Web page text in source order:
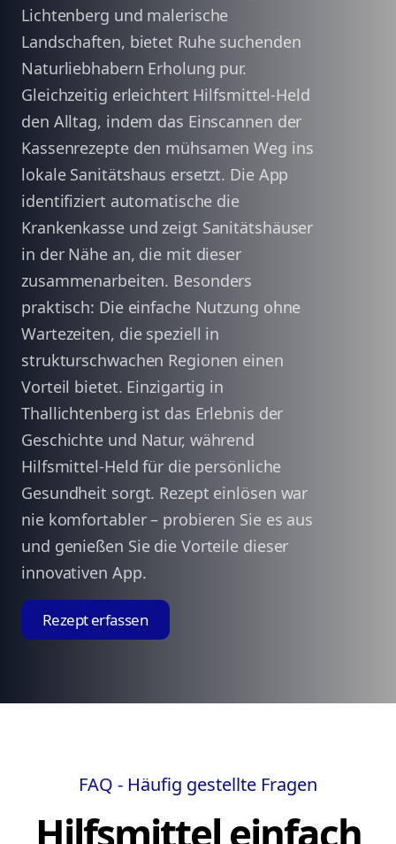
Lichtenberg und malerische
Landschaften, bietet Ruhe suchenden
Naturliebhabern Erholung pur.
Gleichzeitig erleichtert Hilfsmittel-Held
den Alltag, indem das Einscannen der
Kassenrezepte den mühsamen Weg ins
lokale Sanitätshaus ersetzt. Die App
identifiziert automatische die
Krankenkasse und zeigt Sanitätshäuser
in der Nähe an, die mit dieser
zusammenarbeiten. Besonders
praktisch: Die einfache Nutzung ohne
Wartezeiten, die speziell in
strukturschwachen Regionen einen
Vorteil bietet. Einzigartig in
Thallichtenberg ist das Erlebnis der
Geschichte und Natur, während
Hilfsmittel-Held für die persönliche
Gesundheit sorgt. Rezept einlösen war
nie komfortabler – probieren Sie es aus
und genießen Sie die Vorteile dieser
innovativen App.
Rezept erfassen
FAQ - Häufig gestellte Fragen
Hilfsmittel einfach